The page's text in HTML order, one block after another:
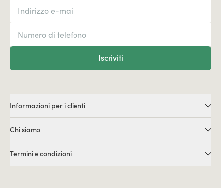
Iscriviti
Informazioni per i clienti
Chi siamo
Termini e condizioni